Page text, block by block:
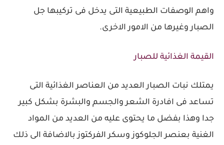
واهم الوصفات الطبيعية التى يدخل فى تركيبها جل
الصبار وغيرها من الامور الاخرى.
القيمة الغذائية للصبار
يمتلك نبات الصبار العديد من العناصر الغذائية التى
تساعد فى افادرة الشعر والجسم والبشرة بشكل كبير
جدا وهذا بفضل ما يحتوى عليه من العديد من المواد
الغنية بعنصر الجلوكوز وسكر الفركتوز بالاضافة الى ذلك